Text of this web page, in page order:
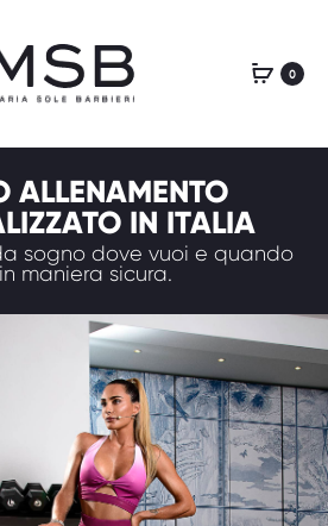
0
ALLENAMENTO
IN ITALIA
sogno dove vuoi e quando
maniera sicura.